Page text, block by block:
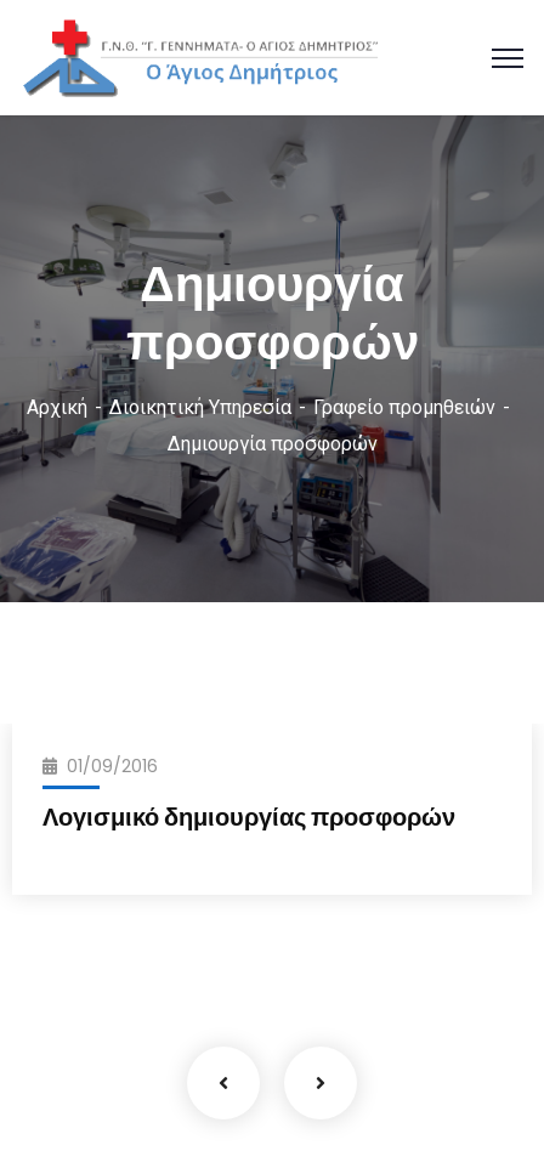
Δημιουργία
προσφορών
Αρχική Διοικητική Υπηρεσία
Γραφείο προμηθειών
Δημιουργία προσφορών
01/09/2016
Λογισμικό δημιουργίας προσφορών